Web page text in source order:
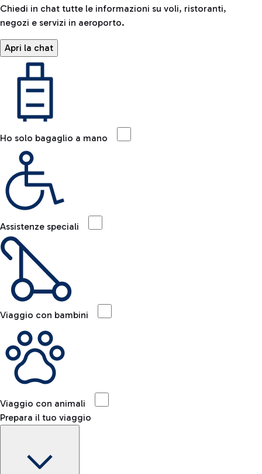
Chiedi in chat tutte le informazioni su voli, ristoranti,
negozi e servizi in aeroporto.
Apri la chat
Ho solo bagaglio a mano
Assistenze speciali
Viaggio con bambini
Viaggio con animali
Prepara il tuo viaggio